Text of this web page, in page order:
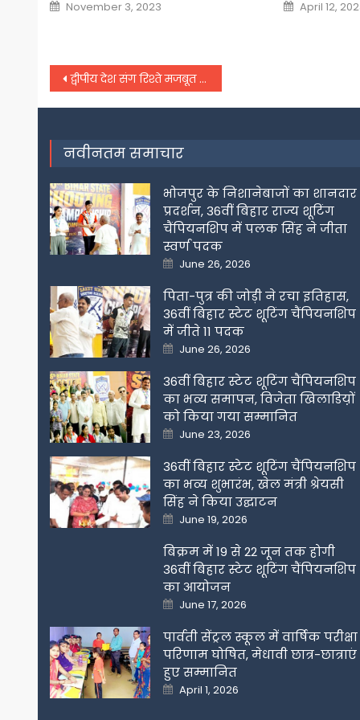
Posted
on
November 3, 2023 Posted
on
April 12,
Post
navigation
द्वीपीय देश संग रिश्ते मजबूत करने पहुंच रहे विदेश सचिव श्रृंगला
नवीनतम समाचार
भोजपुर के निशानेबाजों का शानदार
प्रदर्शन, 36वीं बिहार राज्य शूटिंग
चैंपियनशिप में पलक सिंह ने जीता
स्वर्ण पदक
Posted
on
June 26, 2026
पिता-पुत्र की जोड़ी ने रचा इतिहास,
36वीं बिहार स्टेट शूटिंग चैंपियनशिप
में जीते 11 पदक
Posted
on
June 26, 2026
36वीं बिहार स्टेट शूटिंग चैंपियनशिप
का भव्य समापन, विजेता खिलाडिय़ों
को किया गया सम्मानित
Posted
on
June 23, 2026
36वीं बिहार स्टेट शूटिंग चैंपियनशिप
का भव्य शुभारंभ, खेल मंत्री श्रेयसी
सिंह ने किया उद्घाटन
Posted
on
June 19, 2026
बिक्रम में 19 से 22 जून तक होगी
36वीं बिहार स्टेट शूटिंग चैंपियनशिप
का आयोजन
Posted
on
June 17, 2026
पार्वती सेंट्रल स्कूल में वार्षिक परीक्षा
परिणाम घोषित, मेधावी छात्र-छात्राएं
हुए सम्मानित
Posted
on
April 1, 2026